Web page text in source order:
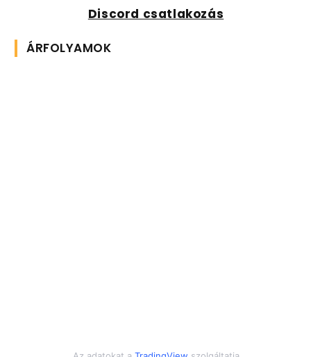
Discord csatlakozás
ÁRFOLYAMOK